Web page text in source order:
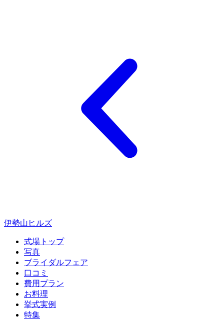
伊勢山ヒルズ
式場トップ
写真
ブライダルフェア
口コミ
費用プラン
お料理
挙式実例
特集